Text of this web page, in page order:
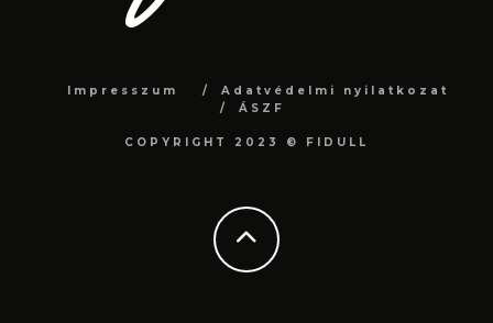
Impresszum
Adatvédelmi nyilatkozat
ÁSZF
COPYRIGHT 2023 © FIDULL